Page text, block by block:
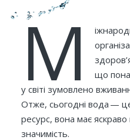
М
що
у світі зумовлено
Отже, сьогодні вода —
ресурс, вона має
значимість.